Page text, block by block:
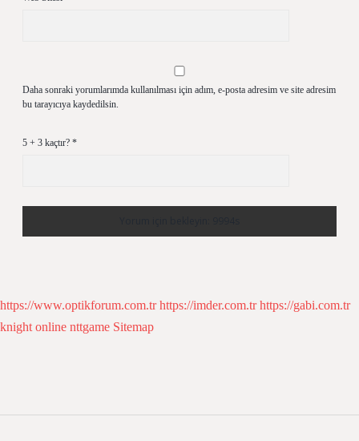
Daha sonraki yorumlarımda kullanılması için adım, e-posta adresim ve site adresim
bu tarayıcıya kaydedilsin.
5 + 3 kaçtır? *
https://www.optikforum.com.tr https://imder.com.tr https://gabi.com.tr
knight online nttgame Sitemap